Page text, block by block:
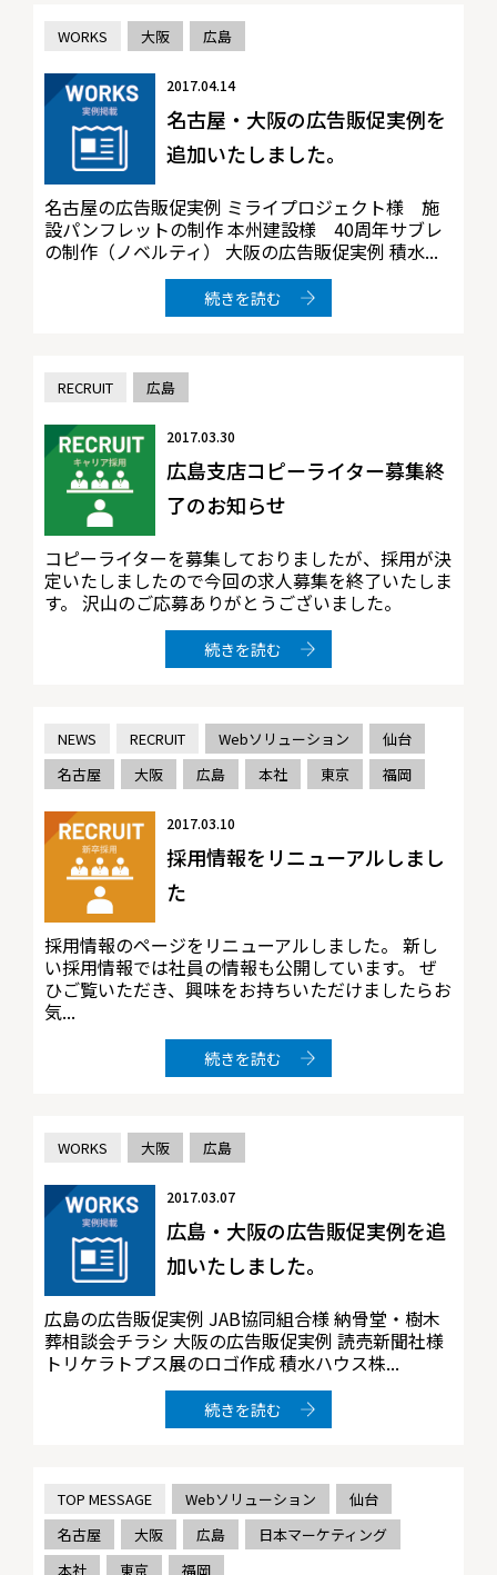
WORKS 大阪 広島
2017.04.14
名古屋・大阪の広告販促実例を
追加いたしました。
名古屋の広告販促実例 ミライプロジェクト様 施
設パンフレットの制作 本州建設様 40周年サブレ
の制作（ノベルティ） 大阪の広告販促実例 積水...
続きを読む
RECRUIT 広島
2017.03.30
広島支店コピーライター募集終
了のお知らせ
コピーライターを募集しておりましたが、採用が決
定いたしましたので今回の求人募集を終了いたしま
す。 沢山のご応募ありがとうございました。
続きを読む
NEWS RECRUIT Webソリューション
仙台
名古屋
大阪 広島 本社 東京 福岡
2017.03.10
採用情報をリニューアルしまし
た
採用情報のページをリニューアルしました。 新し
い採用情報では社員の情報も公開しています。 ぜ
ひご覧いただき、興味をお持ちいただけましたらお
気...
続きを読む
WORKS 大阪 広島
2017.03.07
広島・大阪の広告販促実例を追
加いたしました。
広島の広告販促実例 JAB協同組合様 納骨堂・樹木
葬相談会チラシ 大阪の広告販促実例 読売新聞社様
トリケラトプス展のロゴ作成 積水ハウス株...
続きを読む
TOP MESSAGE Webソリューション
仙台
名古屋
大阪 広島
日本マーケティング
本社
東京 福岡